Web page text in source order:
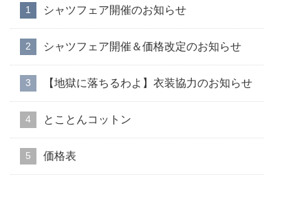
シャツフェア開催のお知らせ
シャツフェア開催＆価格改定のお知らせ
【地獄に落ちるわよ】衣装協力のお知らせ
とことんコットン
価格表